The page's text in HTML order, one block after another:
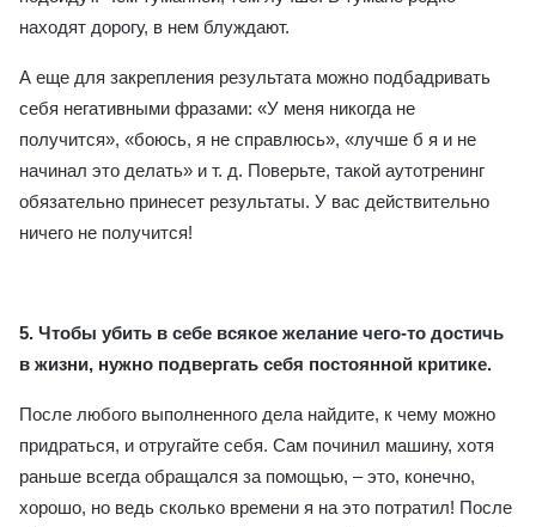
находят дорогу, в нем блуждают.
А еще для закрепления результата можно подбадривать
себя негативными фразами: «У меня никогда не
получится», «боюсь, я не справлюсь», «лучше б я и не
начинал это делать» и т. д. Поверьте, такой аутотренинг
обязательно принесет результаты. У вас действительно
ничего не получится!
5. Чтобы убить в себе всякое желание чего-то достичь
в жизни, нужно подвергать себя постоянной критике.
После любого выполненного дела найдите, к чему можно
придраться, и отругайте себя. Сам починил машину, хотя
раньше всегда обращался за помощью, – это, конечно,
хорошо, но ведь сколько времени я на это потратил! После